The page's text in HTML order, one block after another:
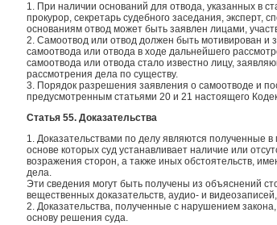
1. При наличии оснований для отвода, указанных в
прокурор, секретарь судебного заседания, эксперт,
основаниям отвод может быть заявлен лицами,
2. Самоотвод или отвод должен быть мотивирован и
самоотвода или отвода в ходе дальнейшего
самоотвода или отвода стало известно лицу,
рассмотрения дела по существу.
3. Порядок разрешения заявления о самоотводе и
предусмотренным статьями 20 и 21 настоящего
Статья 55. Доказательства
1. Доказательствами по делу являются полученные
основе которых суд устанавливает наличие или
возражения сторон, а также иных обстоятельств,
дела.
Эти сведения могут быть получены из объяснений
вещественных доказательств, аудио- и
2. Доказательства, полученные с нарушением
основу решения суда.